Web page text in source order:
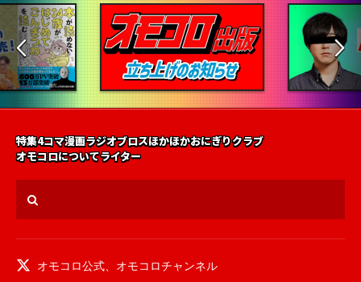
特集4コマ漫画ラジオブロスほかほかおにぎりクラブ
オモコロについてライター
オモコロ公式
オモコロチャンネル